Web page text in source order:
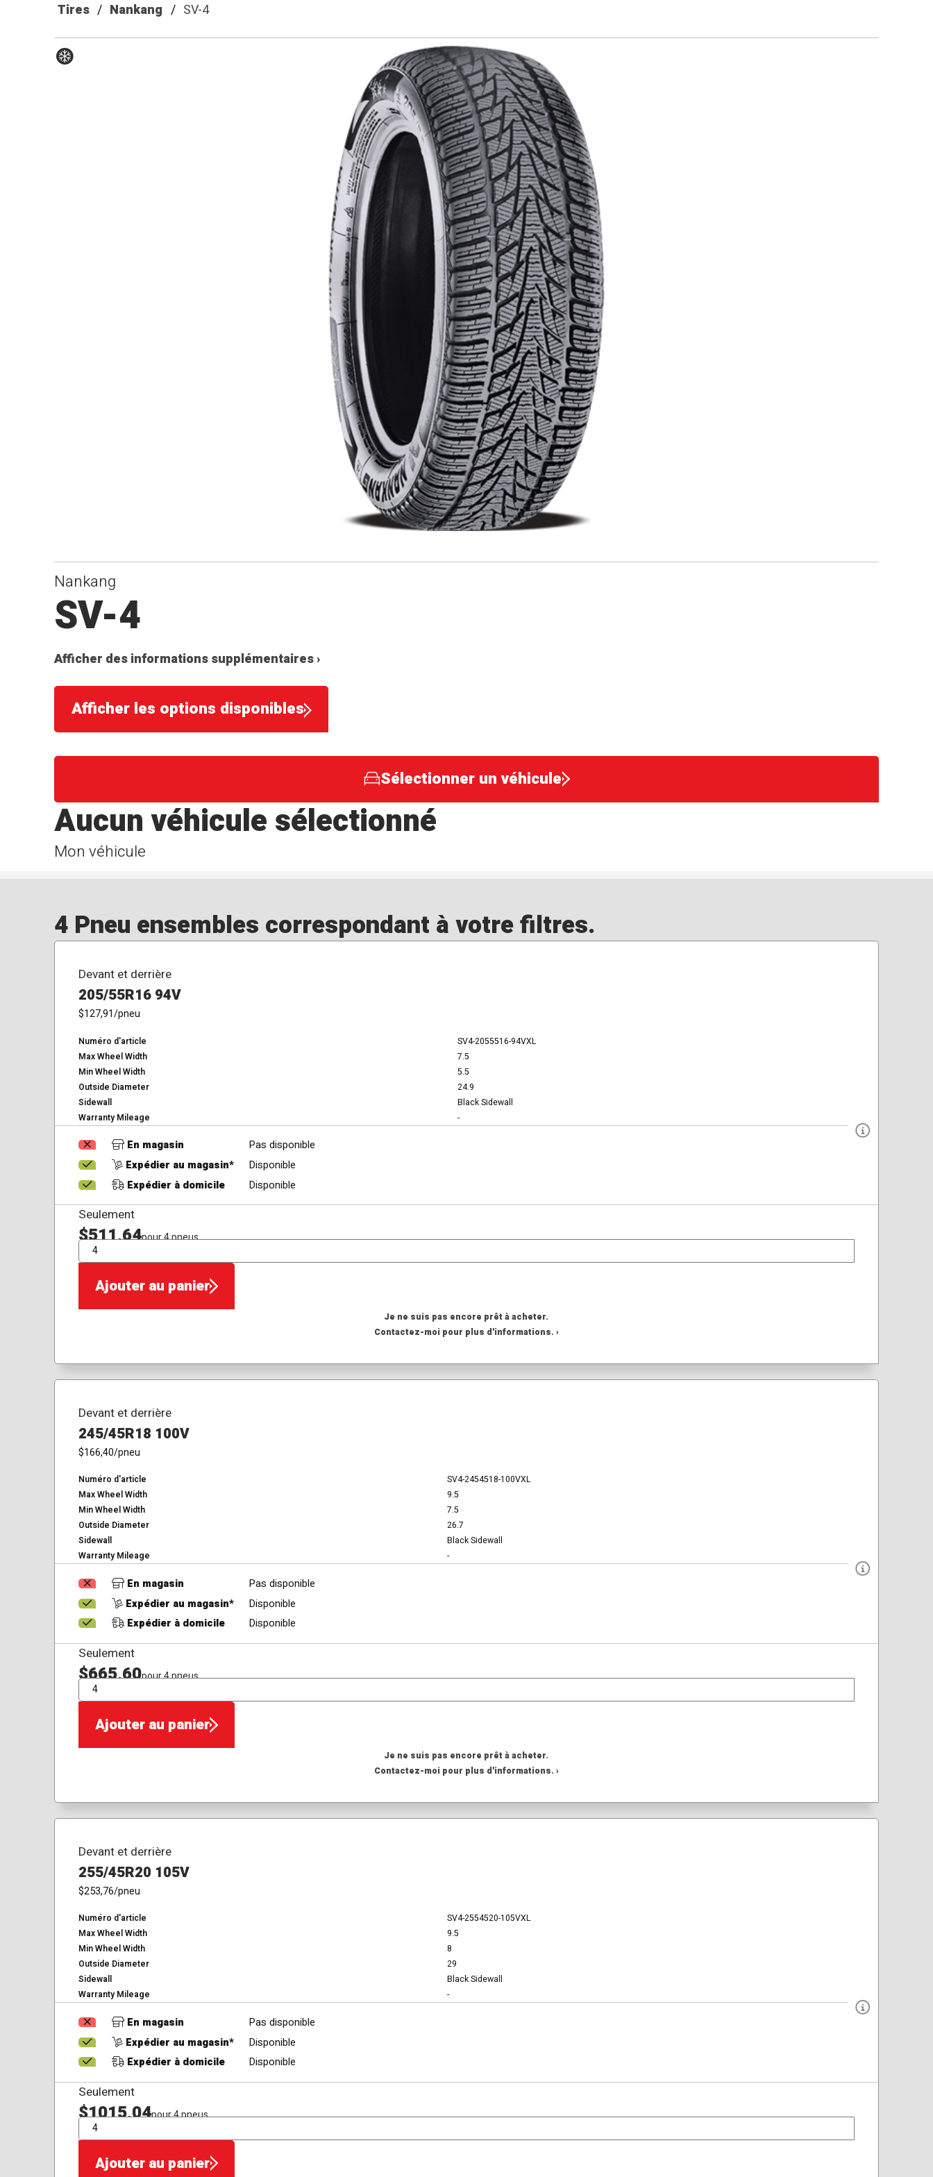
Tires Nankang SV-4
Nankang
SV-4
Afficher des informations supplémentaires ›
Afficher les options disponibles
Sélectionner un véhicule
Mon véhicule
Aucun véhicule sélectionné
4 Pneu ensembles correspondant à votre filtres.
Devant et derrière
205/55R16 94V
$127,91/pneu
Numéro d'article
SV4-2055516-94VXL
Max Wheel Width
7.5
Min Wheel Width
5.5
Outside Diameter
24.9
Sidewall
Black Sidewall
Warranty Mileage
-
En magasin
Pas disponible
Expédier au magasin*
Disponible
Expédier à domicile
Disponible
Seulement
$511,64pour 4 pneus
QTÉ
Ajouter au panier
Je ne suis pas encore prêt à acheter.
Contactez-moi pour plus d'informations. ›
Devant et derrière
245/45R18 100V
$166,40/pneu
Numéro d'article
SV4-2454518-100VXL
Max Wheel Width
9.5
Min Wheel Width
7.5
Outside Diameter
26.7
Sidewall
Black Sidewall
Warranty Mileage
-
En magasin
Pas disponible
Expédier au magasin*
Disponible
Expédier à domicile
Disponible
Seulement
$665,60pour 4 pneus
QTÉ
Ajouter au panier
Je ne suis pas encore prêt à acheter.
Contactez-moi pour plus d'informations. ›
Devant et derrière
255/45R20 105V
$253,76/pneu
Numéro d'article
SV4-2554520-105VXL
Max Wheel Width
9.5
Min Wheel Width
8
Outside Diameter
29
Sidewall
Black Sidewall
Warranty Mileage
-
En magasin
Pas disponible
Expédier au magasin*
Disponible
Expédier à domicile
Disponible
Seulement
$1015,04pour 4 pneus
QTÉ
Ajouter au panier